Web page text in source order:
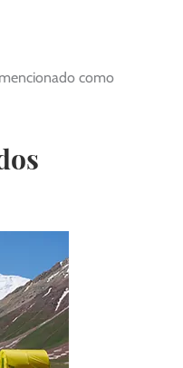
como